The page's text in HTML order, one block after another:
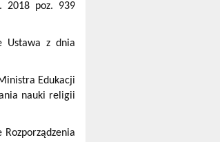
2018 poz. 939
Ustawa z dnia
Edukacji
nauki religii